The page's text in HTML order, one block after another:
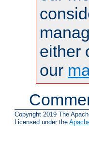
either
our
Copyright 2019 The
Licensed under the